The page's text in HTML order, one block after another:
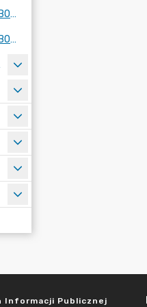
ZARZĄDZENIA WÓJTA GMINY BORONÓW WYDANE W 2026 ROKU
ZARZĄDZENIA WÓJTA GMINY BORONÓW WYDANE W 2025 ROKU
Informacji Publicznej